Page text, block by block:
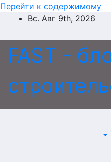
Перейти к содержимому
Вс. Авг 9th, 2026
FAST -